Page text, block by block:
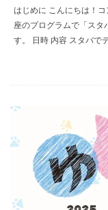
はじめに こんにちは！
座のプログラムで「スタ
す。 日時 内容 スタバで